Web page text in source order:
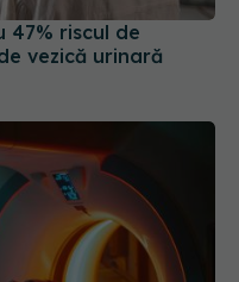
47% riscul de
vezică urinară